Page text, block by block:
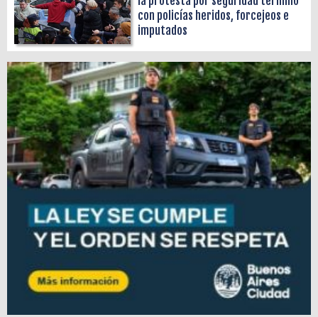
con policías heridos, forcejeos e
imputados